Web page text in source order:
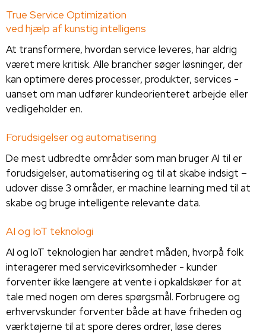
True Service Optimization
ved hjælp af kunstig intelligens
At transformere, hvordan service leveres, har aldrig
været mere kritisk. Alle brancher søger løsninger, der
kan optimere deres processer, produkter, services -
uanset om man udfører kundeorienteret arbejde eller
vedligeholder en.
Forudsigelser og automatisering
De mest udbredte områder som man bruger AI til er
forudsigelser, automatisering og til at skabe indsigt –
udover disse 3 områder, er machine learning med til at
skabe og bruge intelligente relevante data.
AI og IoT teknologi
AI og IoT teknologien har ændret måden, hvorpå folk
interagerer med servicevirksomheder - kunder
forventer ikke længere at vente i opkaldskøer for at
tale med nogen om deres spørgsmål. Forbrugere og
erhvervskunder forventer både at have friheden og
værktøjerne til at spore deres ordrer, løse deres